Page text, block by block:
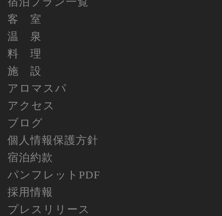
客 室
温 泉
料 理
施 設
アロマスパ
アクセス
ブログ
個人情報保護方針
宿泊約款
パンフレットPDF
採用情報
プレスリリース